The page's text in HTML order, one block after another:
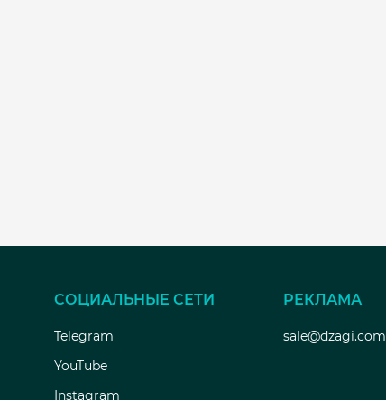
СОЦИАЛЬНЫЕ СЕТИ
Telegram
YouTube
Instagram
РЕКЛАМА
sale@dzagi.com